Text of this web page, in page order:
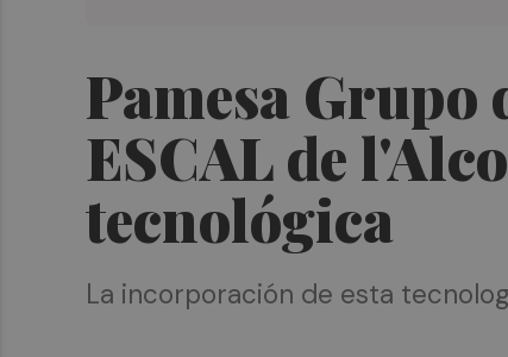
Pamesa Grupo
ESCAL de
tecnológica
La incorporación de esta